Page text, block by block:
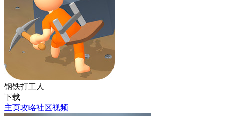
钢铁打工人
下载
主页攻略社区视频